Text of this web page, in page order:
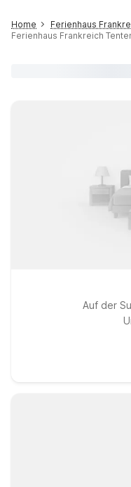
Home
Ferienhaus
Ferienhaus Frankreich
Auf der